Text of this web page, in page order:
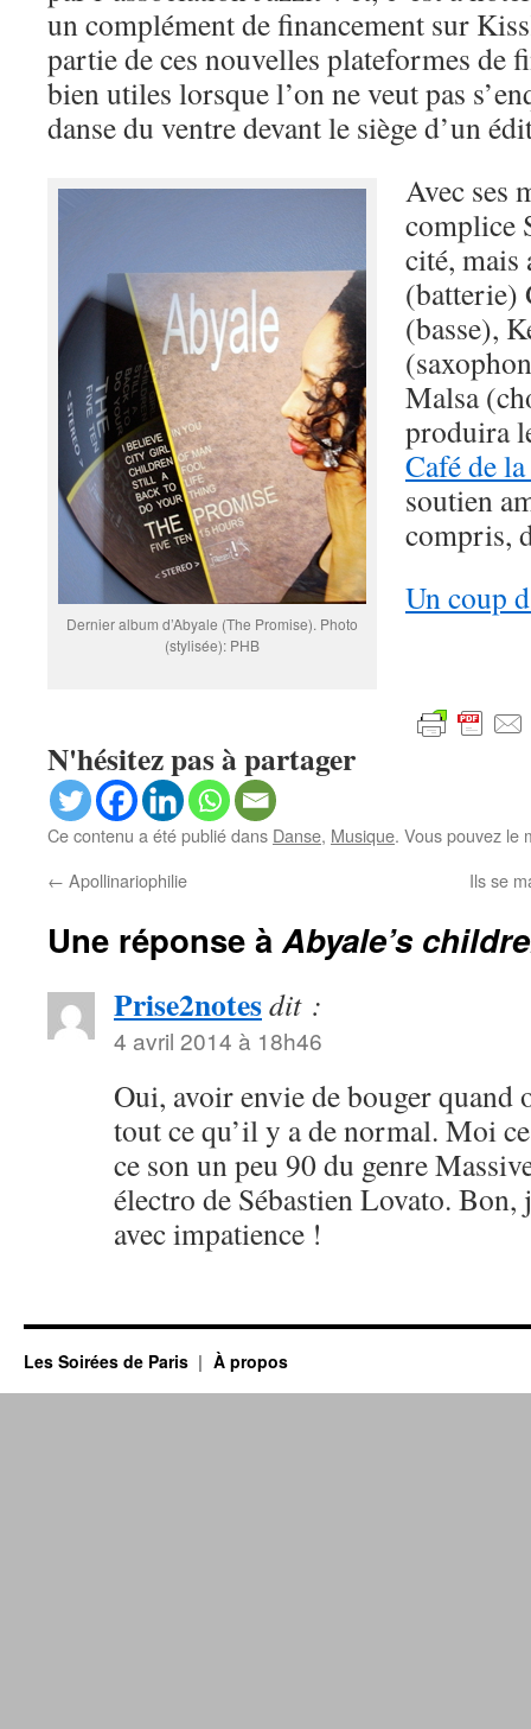
un complément de financement sur
partie de ces nouvelles plateformes de
bien utiles lorsque l’on ne veut pas
danse du ventre devant le siège d’un
Dernier album d’Abyale (The Promise). Photo
(stylisée): PHB
Avec ses
complice
cité, mais
(batterie)
(basse),
Malsa
produira
Café de
soutien
compris,
Un coup
N'hésitez pas à partager
Ce contenu a été publié dans Danse, Musique. Vous pouvez le
← Apollinariophilie Ils se
Une réponse àAbyale’s
Prise2notesdit :
4 avril 2014 à 18h46
Oui, avoir envie de bouger quand
tout ce qu’il y a de normal. Moi
ce son un peu 90 du genre
électro de Sébastien Lovato. Bon,
avec impatience !
Les Soirées de Paris À propos